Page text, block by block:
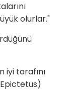
olurlar."
iyi tarafını